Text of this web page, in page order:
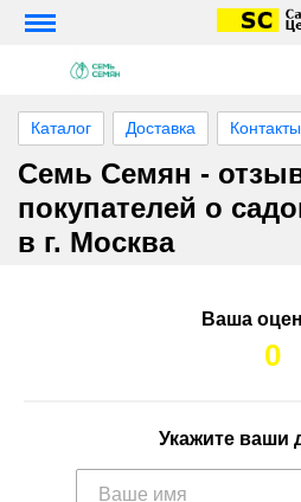
Каталог Доставка Контакты
Семь Семян -
покупателей о
в г. Москва
Ваша
0
Укажите ваши